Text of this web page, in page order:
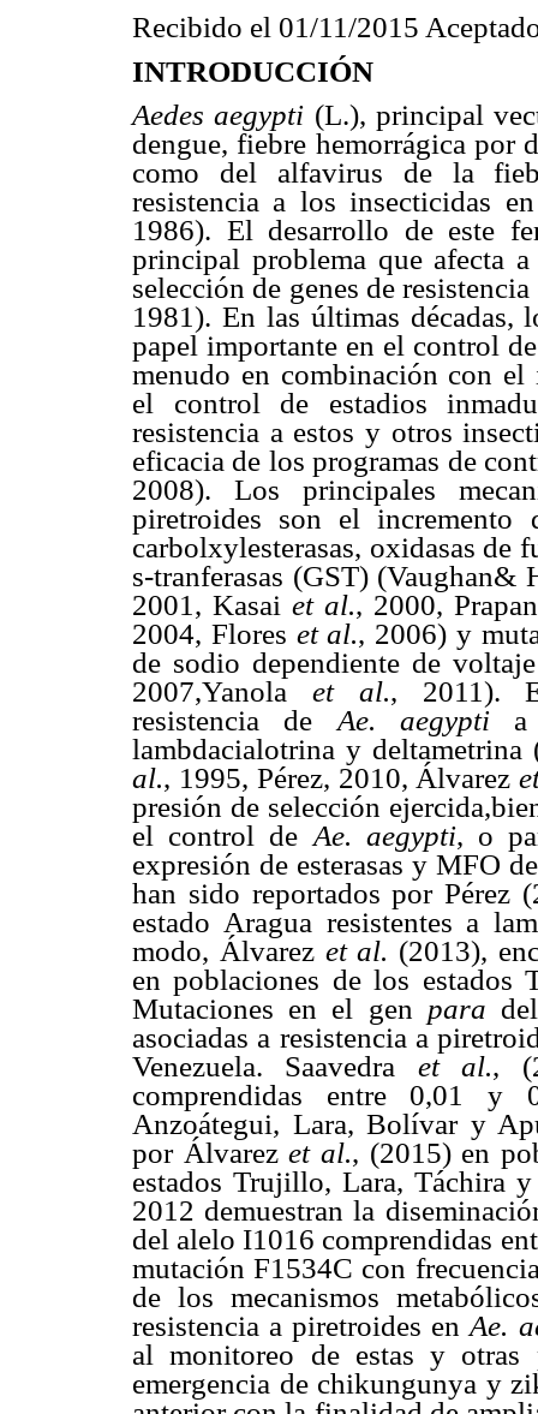
Recibido el 01/11/2015
INTRODUCCIÓN
Aedes aegypti (L.), principal
dengue, fiebre hemorrágica
como del alfavirus de la
resistencia a los insecticidas
1986). El desarrollo de este
principal problema que afecta
selección de genes de
1981). En las últimas décadas,
papel importante en el control
menudo en combinación con el
el control de estadios
resistencia a estos y otros
eficacia de los programas de
2008). Los principales
piretroides son el incremento
carbolxylesterasas, oxidasas
s-tranferasas (GST)
2001, Kasai et al., 2000,
2004, Flores et al., 2006) y
de sodio dependiente de
2007,Yanola et al., 2011).
resistencia deAe. aegypti
lambdacialotrina y
al., 1995, Pérez, 2010, Álvarez
presión de selección
el control deAe. aegypti, o
expresión de esterasas y MFO
han sido reportados por Pérez
estado Aragua resistentes a
modo, Álvarez et al. (2013),
en poblaciones de los estados
Mutaciones en el gen para
asociadas a resistencia a
Venezuela. Saavedra et al.,
comprendidas entre 0,01 y
Anzoátegui, Lara, Bolívar y
por Álvarezet al., (2015) en
estados Trujillo, Lara, Táchira
2012 demuestran la
del alelo I1016 comprendidas
mutación F1534C con
de los mecanismos
resistencia a piretroides enAe.
al monitoreo de estas y otras
emergencia de chikungunya y